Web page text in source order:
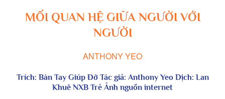
MỐI QUAN HỆ GIỮA NGƯỜI VỚI
NGƯỜI
ANTHONY YEO
Trích: Bàn Tay Giúp Đỡ Tác giả: Anthony Yeo Dịch: Lan
Khuê NXB Trẻ Ảnh nguồn internet